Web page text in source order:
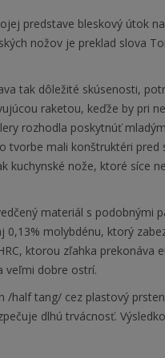
predstave bleskový útok
nožov je preklad slova
tak dôležité skúsenosti,
raketou, keďže by pri
rozhodla poskytnúť
tvorbe mali konštruktéri pred
kuchynské nože, ktoré síce
materiál s podobnými
0,13% molybdénu, ktorý
ktorou zľahka prekonáva
veľmi dobre ostrí.
/half tang/ cez plastový
dlhú trvácnosť.